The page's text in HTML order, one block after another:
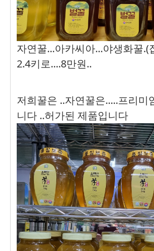
자연꿀...아카씨아...야생화꿀.(
2.4키로....8만원..
저희꿀은 ..자연꿀은.....프리미
니다 ..허가된 제품입니다